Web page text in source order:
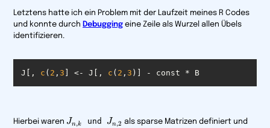
Letztens hatte ich ein Problem mit der Laufzeit meines R Codes
und konnte durch Debugging eine Zeile als Wurzel allen Übels
identifizieren.
J[, c ( 2 , 3 ] <- J[, c ( 2 , 3 )] - const * B
Hierbei waren J_{n,k}
Jn,k und J_{n,2}
Jn,2 als sparse Matrizen definiert und